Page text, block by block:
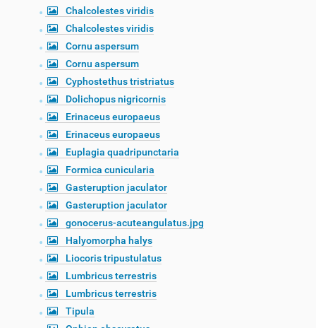
Chalcolestes viridis
Chalcolestes viridis
Cornu aspersum
Cornu aspersum
Cyphostethus tristriatus
Dolichopus nigricornis
Erinaceus europaeus
Erinaceus europaeus
Euplagia quadripunctaria
Formica cunicularia
Gasteruption jaculator
Gasteruption jaculator
gonocerus-acuteangulatus.jpg
Halyomorpha halys
Liocoris tripustulatus
Lumbricus terrestris
Lumbricus terrestris
Tipula